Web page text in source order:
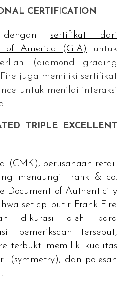
CERTIFICATION
sertifikat dari
of America
(GIA) untuk
(diamond grading
juga memiliki sertifikat
untuk menilai interaksi
TRIPLE EXCELLENT
(CMK), perusahaan retail
menaungi Frank & co.
Document of Authenticity
setiap butir Frank Fire
dikurasi oleh para
pemeriksaan tersebut,
terbukti memiliki kualitas
(symmetry), dan polesan
.